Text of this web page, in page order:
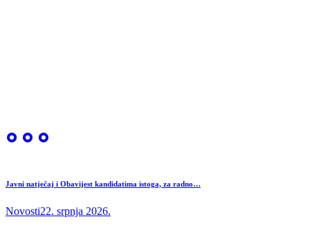
Javni natječaj i Obavijest kandidatima istoga, za radno…
Novosti22. srpnja 2026.